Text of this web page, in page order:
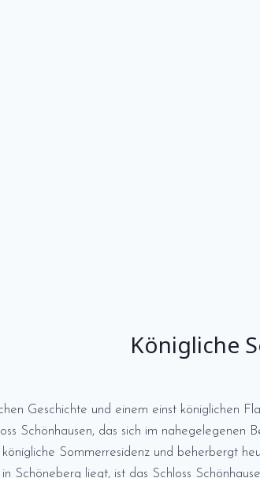
Königliche
Geschichte und einem einst königlichen
Schönhausen, das sich im
Sommerresidenz und beherbergt
Schöneberg liegt, ist das Schloss